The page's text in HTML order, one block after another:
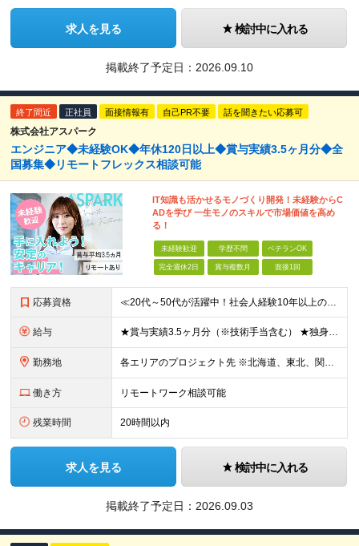
求人を見る 検討中に入れる
掲載終了予定日： 2026.09.10
終了間近 正社員 面接情報有 自己PR不要 話を聞きたい応募可
株式会社アスパーク
エンジニア◆未経験OK◆年休120日以上◆賞与実績3.5ヶ月分◆全
国募集◆リモートフレックス相談可能
IT知識も活かせるモノづくり開発！未経験からC
ADを学び 一生モノのスキルで市場価値を高め
る！
未経験歓迎 学歴不問 ベテランOK
完全週休2日 賞与複数月 面接1回
応募資格 ≪20代～50代が活躍中！社会人経験10年以上の方も歓迎≫ ◆学歴不問 ◆未経験・ブランクOK ≫モノづくりに関する何らかの経験をお持ちの方は優遇します！ ～こんな方が活躍できます！～ ◎専門的な
給与 ★賞与実績3.5ヶ月分（※技術手当含む） ★独身寮│寮費手当│引っ越し手当あり ★月給26万円も可能！ 【実務経験者】※前職の給与、経験、スキルをもとに決定 ・月給21万円～60万円＋時間外手当全
勤務地 各エリアのプロジェクト先 ※北海道、東北、関東、北信越、東海、関西、四国、中国、九州の各エリアから希望勤務地をお聞かせください。 ※転勤を伴わない エリア限定採用枠あり。U・Iターンも歓迎です！ ※プ
働き方 リモートワーク相談可能
残業時間 20時間以内
求人を見る 検討中に入れる
掲載終了予定日： 2026.09.03